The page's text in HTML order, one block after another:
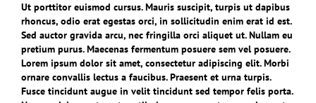
Ut porttitor euismod cursus. Mauris suscipit, turpis ut dapibus
rhoncus, odio erat egestas orci, in sollicitudin enim erat id est.
Sed auctor gravida arcu, nec fringilla orci aliquet ut. Nullam eu
pretium purus. Maecenas fermentum posuere sem vel posuere.
Lorem ipsum dolor sit amet, consectetur adipiscing elit. Morbi
ornare convallis lectus a faucibus. Praesent et urna turpis.
Fusce tincidunt augue in velit tincidunt sed tempor felis porta.